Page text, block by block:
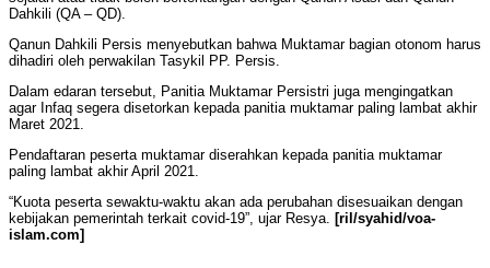
Dahkili (QA – QD).
Qanun Dahkili Persis menyebutkan bahwa Muktamar bagian otonom harus
dihadiri oleh perwakilan Tasykil PP. Persis.
Dalam edaran tersebut, Panitia Muktamar Persistri juga mengingatkan
agar Infaq segera disetorkan kepada panitia muktamar paling lambat akhir
Maret 2021.
Pendaftaran peserta muktamar diserahkan kepada panitia muktamar
paling lambat akhir April 2021.
“Kuota peserta sewaktu-waktu akan ada perubahan disesuaikan dengan
kebijakan pemerintah terkait covid-19”, ujar Resya. [ril/syahid/voa-
islam.com]